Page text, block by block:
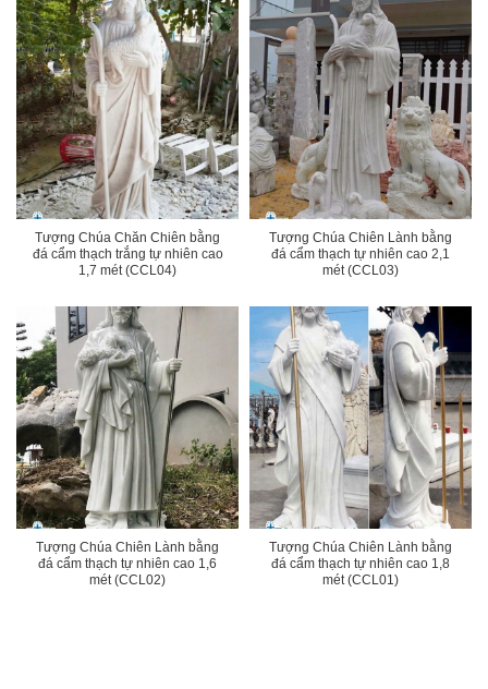
Tượng Chúa Chăn Chiên bằng
đá cẩm thạch trắng tự nhiên cao
1,7 mét (CCL04)
Tượng Chúa Chiên Lành bằng
đá cẩm thạch tự nhiên cao 2,1
mét (CCL03)
Tượng Chúa Chiên Lành bằng
đá cẩm thạch tự nhiên cao 1,6
mét (CCL02)
Tượng Chúa Chiên Lành bằng
đá cẩm thạch tự nhiên cao 1,8
mét (CCL01)